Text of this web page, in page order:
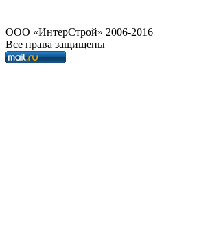
OOO «ИнтерСтрой» 2006-2016
Все права защищены